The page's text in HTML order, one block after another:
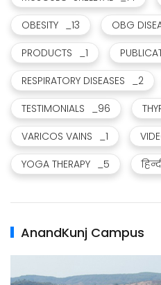
OBESITY
_13 OBG
PRODUCTS
_1
RESPIRATORY DISEASES
_2
TESTIMONIALS
_96
VARICOS VAINS
_1
YOGA THERAPY
_5
AnandKunj Campus